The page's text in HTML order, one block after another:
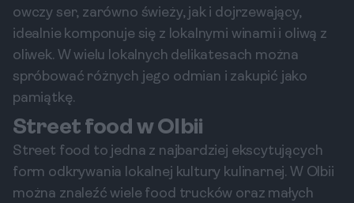
owczy ser, zarówno świeży, jak i dojrzewający,
idealnie komponuje się z lokalnymi winami i oliwą z
oliwek. W wielu lokalnych delikatesach można
spróbować różnych jego odmian i zakupić jako
pamiątkę.
Street food w Olbii
Street food to jedna z najbardziej ekscytujących
form odkrywania lokalnej kultury kulinarnej. W Olbii
można znaleźć wiele food trucków oraz małych